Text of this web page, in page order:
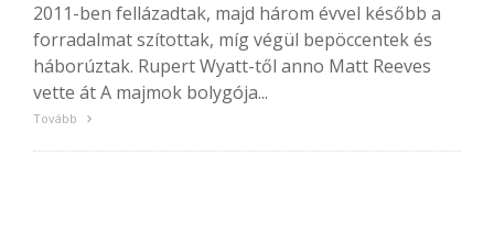
2011-ben fellázadtak, majd három évvel később a
forradalmat szítottak, míg végül bepöccentek és
háborúztak. Rupert Wyatt-től anno Matt Reeves
vette át A majmok bolygója...
Tovább